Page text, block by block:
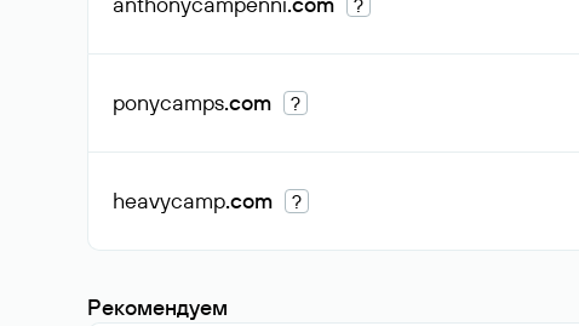
?
ponycamps.com ?
heavycamp.com ?
Рекомендуем